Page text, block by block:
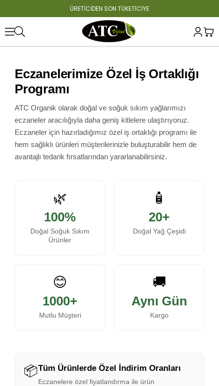
ÜRETİCİDEN SON TÜKETİCİYE
Eczanelerimize Özel İş Ortaklığı
Programı
ATC Organik olarak doğal ve soğuk sıkım yağlarımızı
eczaneler aracılığıyla daha geniş kitlelere ulaştırıyoruz.
Eczaneler için hazırladığımız özel iş ortaklığı programı ile
hem sağlıklı ürünleri müşterilerinizle buluşturabilir hem de
avantajlı tedarik fırsatlarından yararlanabilirsiniz.
🌿
100%
Doğal Soğuk Sıkım
Ürünler
🧴
20+
Doğal Yağ Çeşidi
😊
1000+
Mutlu Müşteri
🚚
Aynı Gün
Kargo
📦Tüm Ürünlerde Özel İndirim Oranları
Eczanelere özel fiyatlandırma ile ürün